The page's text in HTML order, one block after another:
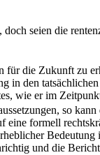
seien die
für die Zukunft zu
in den
wie er im
so
eine formell
Bedeutung
und die